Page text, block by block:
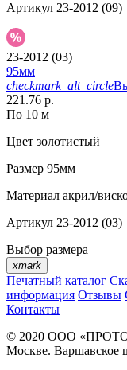
Артикул 23-2012 (09)
23-2012 (03)
95мм
checkmark_alt_circle
221.76 р.
По 10 м
Цвет золотистый
Размер 95мм
Материал акрил/
Артикул 23-2012 (03)
Выбор размера
xmark
Печатный каталог
информация Отзывы
Контакты
© 2020 ООО
Москве. Варшавское